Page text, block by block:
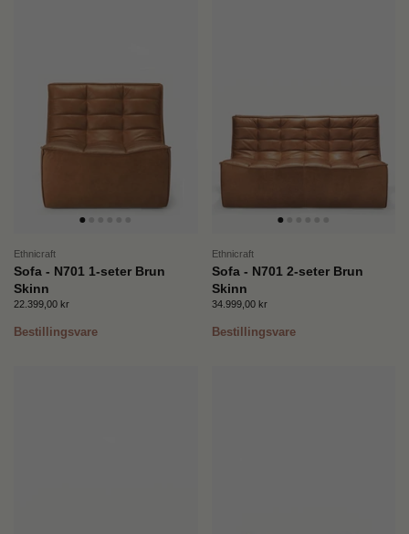
Ethnicraft
Sofa - N701 1-seter Brun
Skinn
Pris:
22.399,00 kr
Bestillingsvare
Ethnicraft
Sofa - N701 2-seter Brun
Skinn
Pris:
34.999,00 kr
Bestillingsvare